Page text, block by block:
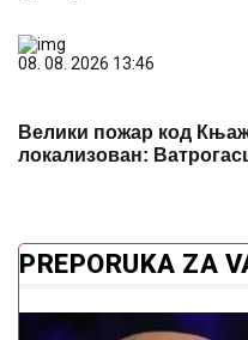
08. 08. 2026 13:46
Велики пожар код
локализован:
PREPORUKA ZA